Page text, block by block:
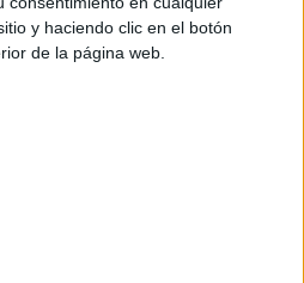
y haciendo clic en el botón
de la página web.